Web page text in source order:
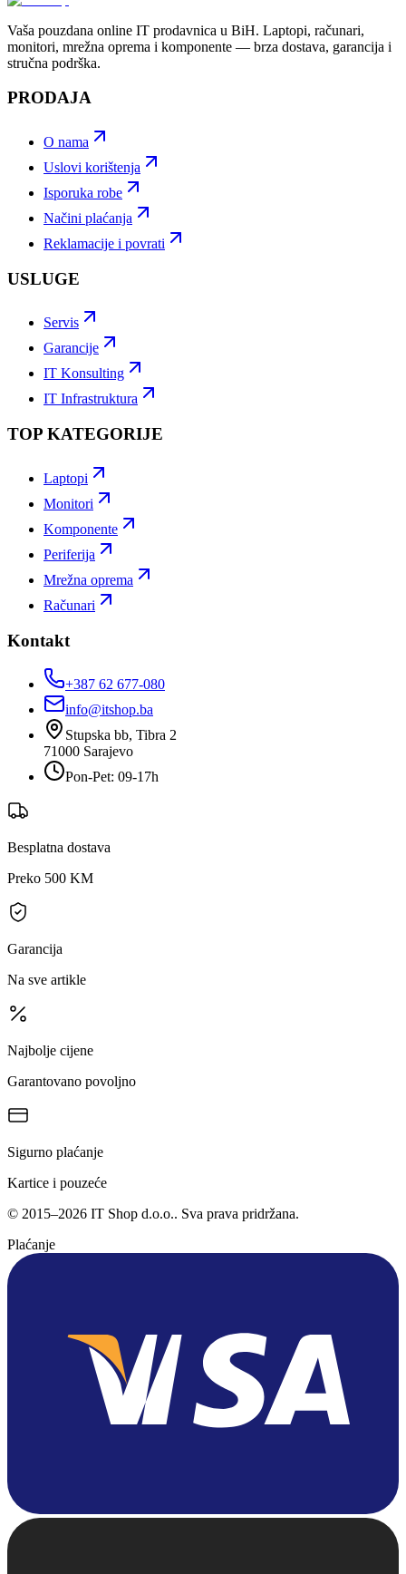
Vaša pouzdana online IT prodavnica u BiH. Laptopi, računari,
monitori, mrežna oprema i komponente — brza dostava, garancija i
stručna podrška.
PRODAJA
O nama
Uslovi korištenja
Isporuka robe
Načini plaćanja
Reklamacije i povrati
USLUGE
Servis
Garancije
IT Konsulting
IT Infrastruktura
TOP KATEGORIJE
Laptopi
Monitori
Komponente
Periferija
Mrežna oprema
Računari
Kontakt
+387 62 677-080
info@itshop.ba
Stupska bb, Tibra 2
71000 Sarajevo
Pon-Pet: 09-17h
Besplatna dostava
Preko 500 KM
Garancija
Na sve artikle
Najbolje cijene
Garantovano povoljno
Sigurno plaćanje
Kartice i pouzeće
© 2015–2026 IT Shop d.o.o.. Sva prava pridržana.
Plaćanje